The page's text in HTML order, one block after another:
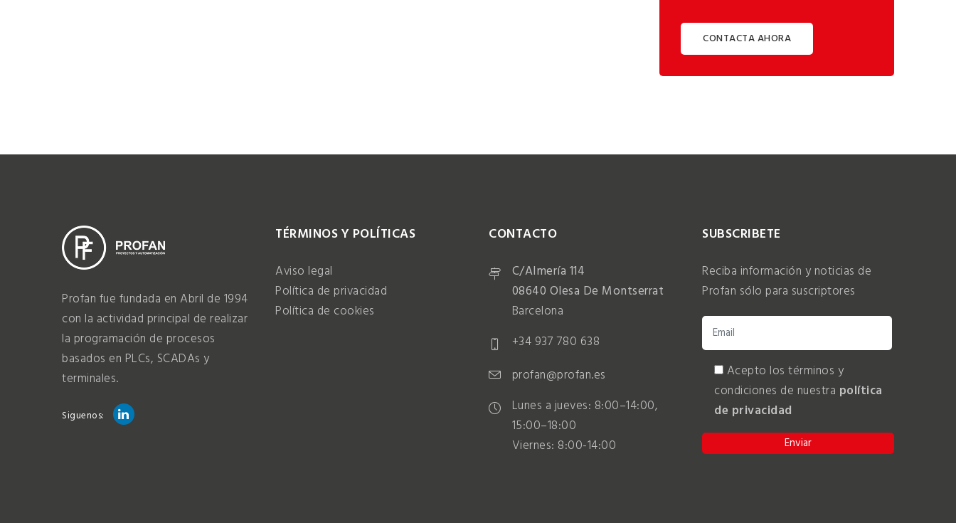
CONTACTA AHORA
Profan fue fundada en Abril de 1994
con la actividad principal de realizar
la programación de procesos
basados en PLCs, SCADAs y
terminales.
Siguenos:
TÉRMINOS Y POLÍTICAS
Aviso legal
Política de privacidad
Política de cookies
CONTACTO
C/Almería 114
08640 Olesa De Montserrat
Barcelona
+34 937 780 638
profan@profan.es
Lunes a jueves: 8:00–14:00,
15:00–18:00
Viernes: 8:00-14:00
SUBSCRIBETE
Reciba información y noticias de
Profan sólo para suscriptores
Acepto los términos y
condiciones de nuestra política
de privacidad